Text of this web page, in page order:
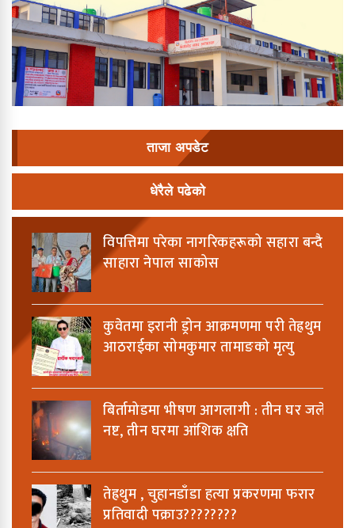
ताजा अपडेट
धेरैले पढेको
विपत्तिमा परेका नागरिकहरूको सहारा बन्दै
साहारा नेपाल साकोस
कुवेतमा इरानी ड्रोन आक्रमणमा परी तेह्रथुम
आठराईका सोमकुमार तामाङको मृत्यु
बिर्तामोडमा भीषण आगलागी : तीन घर जलेर
नष्ट, तीन घरमा आंशिक क्षति
तेह्रथुम , चुहानडाँडा हत्या प्रकरणमा फरार
प्रतिवादी पक्राउ????????